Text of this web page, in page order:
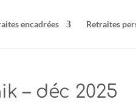
encadrées Retraites
– déc 2025